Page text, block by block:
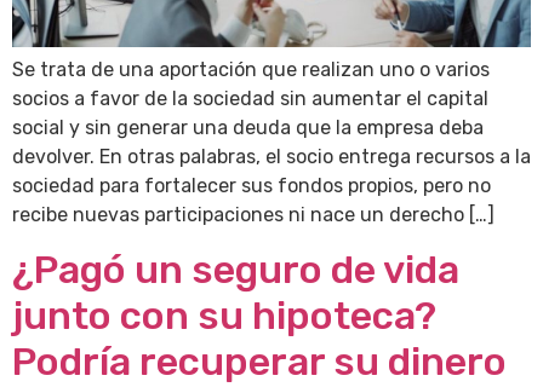
Se trata de una aportación que realizan uno o varios
socios a favor de la sociedad sin aumentar el capital
social y sin generar una deuda que la empresa deba
devolver. En otras palabras, el socio entrega recursos a la
sociedad para fortalecer sus fondos propios, pero no
recibe nuevas participaciones ni nace un derecho […]
¿Pagó un seguro de vida
junto con su hipoteca?
Podría recuperar su dinero